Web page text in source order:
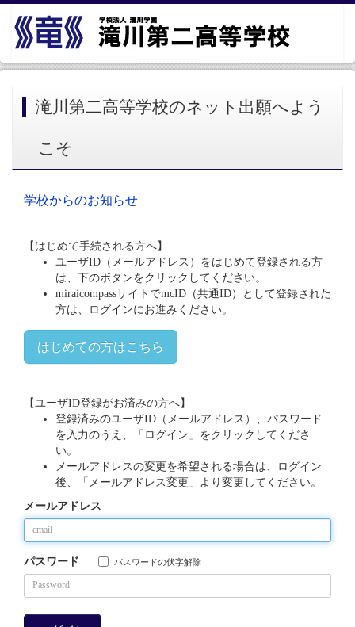
滝川第二高等学校のネット出願へよう
こそ
学校からのお知らせ
【はじめて手続される方へ】
ユーザID（メールアドレス）をはじめて登録される方
は、下のボタンをクリックしてください。
miraicompassサイトでmcID（共通ID）として登録された
方は、ログインにお進みください。
はじめての方はこちら
【ユーザID登録がお済みの方へ】
登録済みのユーザID（メールアドレス）、パスワード
を入力のうえ、「ログイン」をクリックしてくださ
い。
メールアドレスの変更を希望される場合は、ログイン
後、「メールアドレス変更」より変更してください。
メールアドレス
パスワード パスワードの伏字解除